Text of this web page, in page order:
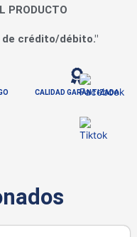
PRODUCTO
crédito/débito."
CALIDAD GARANTIZADA